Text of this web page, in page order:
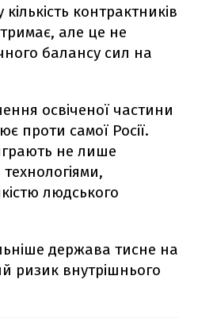
контрактників
але це не
балансу сил на
освіченої частини
проти самої Росії.
не лише
людського
держава тисне на
ризик внутрішнього